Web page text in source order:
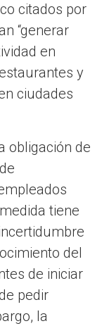
citados por
“generar
en
y
ciudades
obligación de
tiene
del
de iniciar
pedir
la